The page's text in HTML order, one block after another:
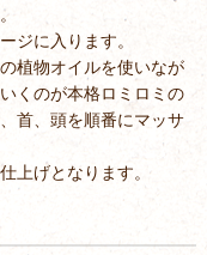
ジに入ります。
植物オイルを使いなが
くのが本格ロミロミの
首、頭を順番にマッサ
上げとなります。